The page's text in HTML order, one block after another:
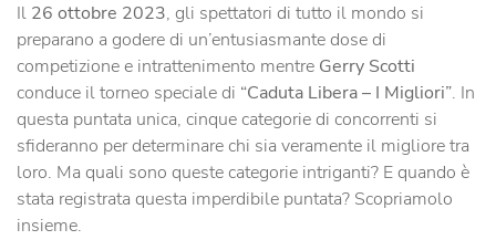
Il 26 ottobre 2023, gli spettatori di tutto il mondo si
preparano a godere di un’entusiasmante dose di
competizione e intrattenimento mentre Gerry Scotti
conduce il torneo speciale di “Caduta Libera – I Migliori”. In
questa puntata unica, cinque categorie di concorrenti si
sfideranno per determinare chi sia veramente il migliore tra
loro. Ma quali sono queste categorie intriganti? E quando è
stata registrata questa imperdibile puntata? Scopriamolo
insieme.